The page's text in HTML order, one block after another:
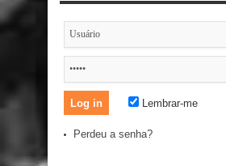
Lembrar-me
Perdeu a senha?